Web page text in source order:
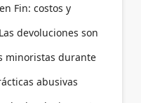
Fin: costos y
devoluciones son
minoristas durante
abusivas